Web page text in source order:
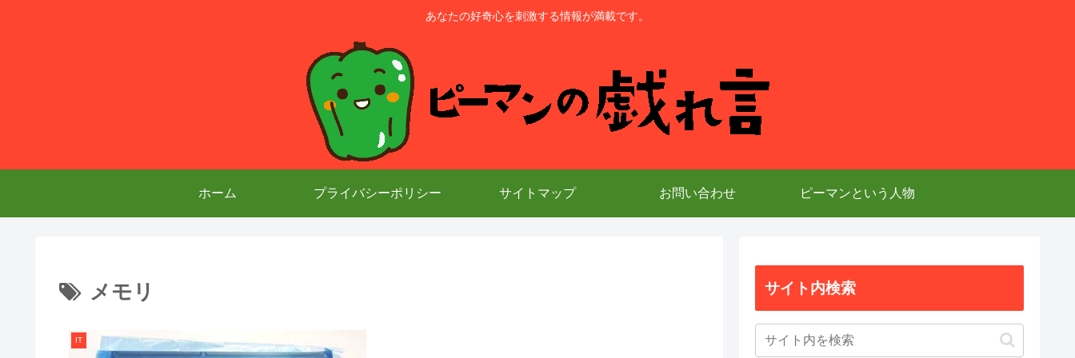
あなたの好奇心を刺激する情報が満載です。
ホーム プライバシーポリシー サイトマップ お問い合わせ ピーマンという人物
メモリ
IT
サイト内検索